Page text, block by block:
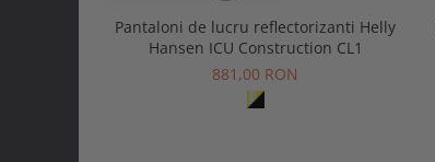
Pantaloni de lucru reflectorizanti Helly
Hansen ICU Construction CL1
881,00 RON